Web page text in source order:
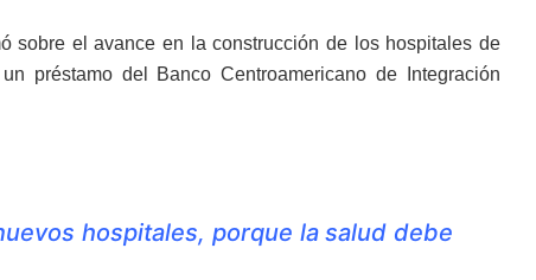
sobre el avance en la construcción de los hospitales de
préstamo del Banco Centroamericano de Integración
hospitales, porque la salud debe